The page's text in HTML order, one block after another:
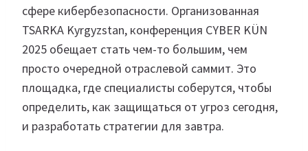
сфере кибербезопасности. Организованная
TSARKA Kyrgyzstan, конференция CYBER KÜN
2025 обещает стать чем-то большим, чем
просто очередной отраслевой саммит. Это
площадка, где специалисты соберутся, чтобы
определить, как защищаться от угроз сегодня,
и разработать стратегии для завтра.